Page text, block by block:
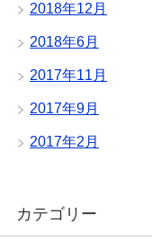
2018年12月
2018年6月
2017年11月
2017年9月
2017年2月
カテゴリー